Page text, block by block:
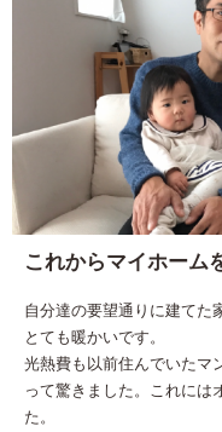
これからマイホーム
自分達の要望通りに建てた
とても暖かいです。
光熱費も以前住んでいたマ
って驚きました。これには
た。